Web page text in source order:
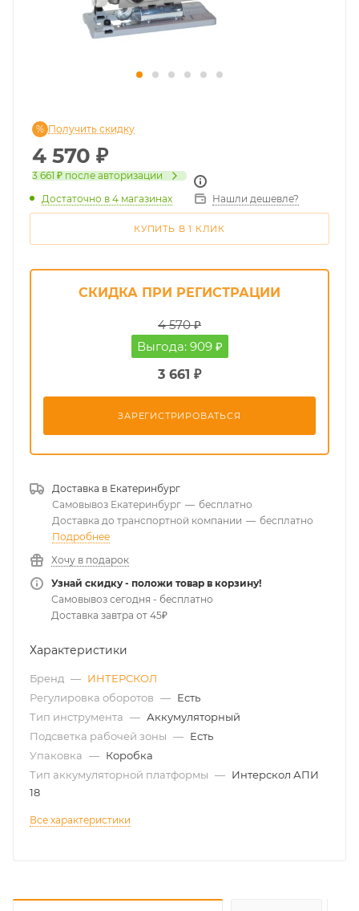
4 570 ₽
3 661 ₽ после авторизации
Получить скидку
Достаточно в 4 магазинах Нашли дешевле?
КУПИТЬ В 1 КЛИК
СКИДКА ПРИ РЕГИСТРАЦИИ
4 570 ₽
Выгода: 909 ₽
3 661 ₽
ЗАРЕГИСТРИРОВАТЬСЯ
Доставка в Екатеринбург
Самовывоз Екатеринбург — бесплатно
Доставка до транспортной компании — бесплатно
Подробнее
Хочу в подарок
Узнай скидку - положи товар в корзину!
Самовывоз сегодня - бесплатно
Доставка завтра от 45₽
Характеристики
Бренд — ИНТЕРСКОЛ
Регулировка оборотов — Есть
Тип инструмента — Аккумуляторный
Подсветка рабочей зоны — Есть
Упаковка — Коробка
Тип аккумуляторной платформы — Интерскол АПИ
18
Все характеристики